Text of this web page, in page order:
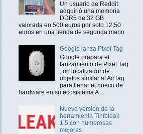
Un usuario de Reddit
adquirió una memoria
DDR5 de 32 GB
valorada en 500 euros por solo 12,50
euros en una tienda de segunda mano.
Google lanza Pixel Tag
Google prepara el
lanzamiento de Pixel Tag
, un localizador de
objetos similar al AirTag
para llenar el hueco de
hardware en su ecosistema A...
Nueva versión de la
herramienta Tinfoleak
1.5 con numerosas
mejoras